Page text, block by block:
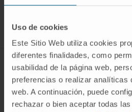
Uso de cookies
Este Sitio Web utiliza cookies
diferentes finalidades, como
usabilidad de la página web,
preferencias o realizar analíticas
web. A continuación, puede
rechazar o bien aceptar todas
ABOUT CIMA
Who we are
Research Center of the Clinica